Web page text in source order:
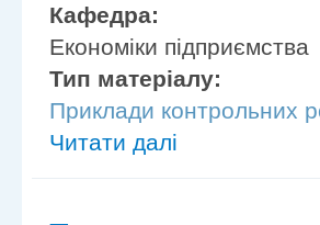
Кафедра:
Економіки підприємства
Тип матеріалу:
Приклади контрольних
Читати далі